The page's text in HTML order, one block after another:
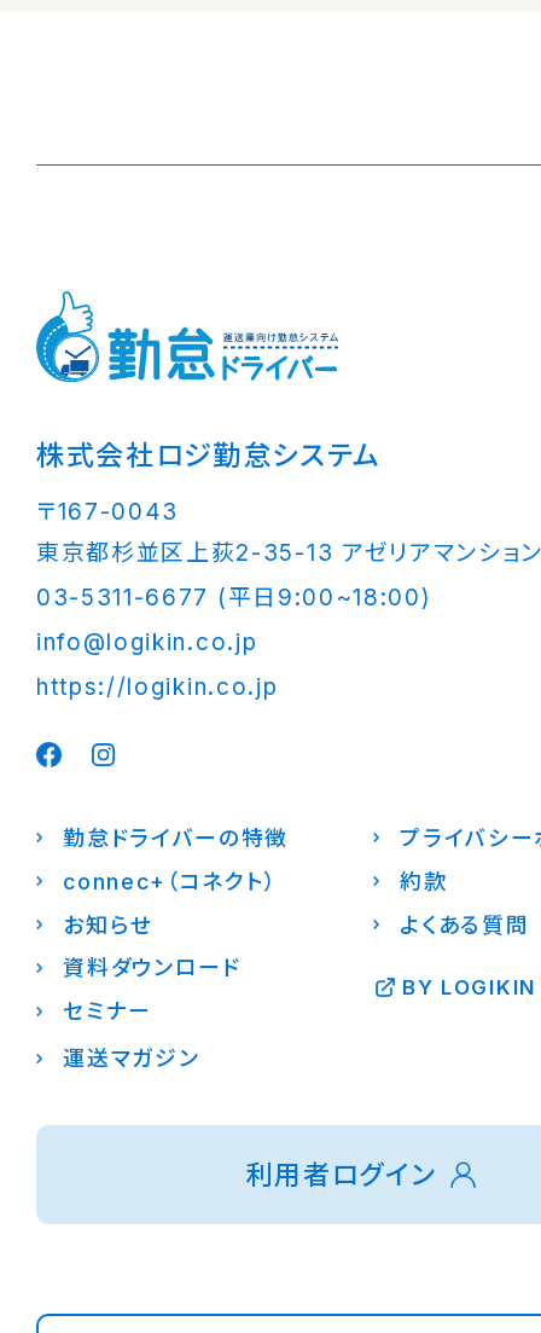
株式会社ロジ勤怠システム
〒167-0043
東京都杉並区上荻2-35-13 アゼリアマンショ
03-5311-6677 (平日9:00~18:00)
info@logikin.co.jp
https://logikin.co.jp
勤怠ドライバーの特徴
connec+（コネクト）
お知らせ
資料ダウンロード
セミナー
運送マガジン
プライバシー
約款
よくある質問
BY LOGIKIN
利用者ログイン